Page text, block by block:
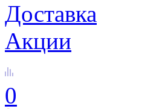
Доставка
Акции
0